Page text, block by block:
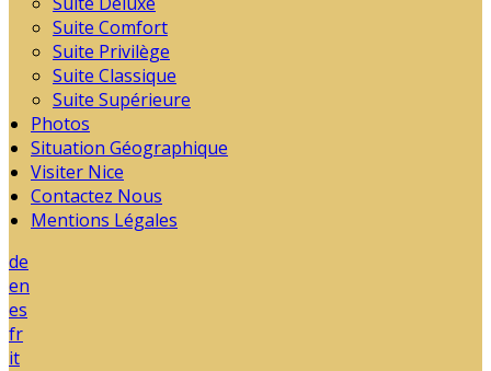
Suite Comfort
Suite Privilège
Suite Classique
Suite Supérieure
Photos
Situation Géographique
Visiter Nice
Contactez Nous
Mentions Légales
de
en
es
fr
it